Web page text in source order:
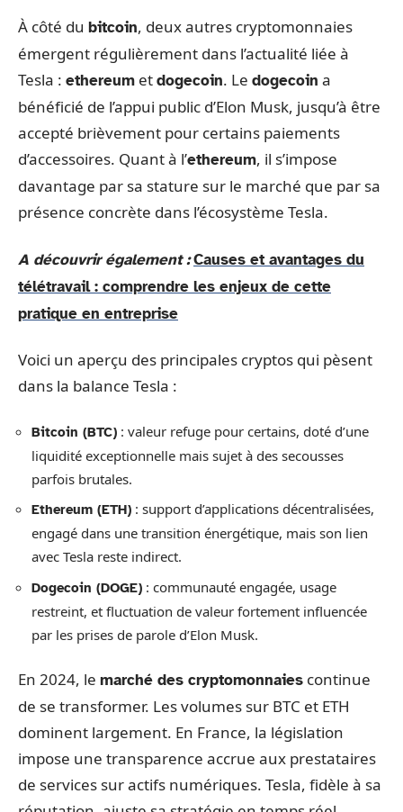
À côté du bitcoin, deux autres cryptomonnaies
émergent régulièrement dans l’actualité liée à
Tesla : ethereum etdogecoin. Le dogecoin a
bénéficié de l’appui public d’Elon Musk, jusqu’à être
accepté brièvement pour certains paiements
d’accessoires. Quant à l’ethereum, il s’impose
davantage par sa stature sur le marché que par sa
présence concrète dans l’écosystème Tesla.
A découvrir également :Causes et avantages du
télétravail : comprendre les enjeux de cette
pratique en entreprise
Voici un aperçu des principales cryptos qui pèsent
dans la balance Tesla :
Bitcoin (BTC) : valeur refuge pour certains, doté d’une
liquidité exceptionnelle mais sujet à des secousses
parfois brutales.
Ethereum (ETH) : support d’applications décentralisées,
engagé dans une transition énergétique, mais son lien
avec Tesla reste indirect.
Dogecoin (DOGE) : communauté engagée, usage
restreint, et fluctuation de valeur fortement influencée
par les prises de parole d’Elon Musk.
En 2024, le marché des cryptomonnaies continue
de se transformer. Les volumes sur BTC et ETH
dominent largement. En France, la législation
impose une transparence accrue aux prestataires
de services sur actifs numériques. Tesla, fidèle à sa